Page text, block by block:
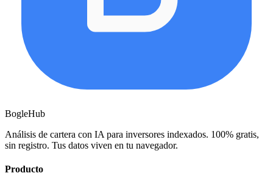
BogleHub
Análisis de cartera con IA para inversores indexados. 100% gratis,
sin registro. Tus datos viven en tu navegador.
Producto